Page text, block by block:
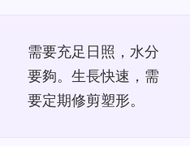
需要充足日照，水分
要夠。生長快速，需
要定期修剪塑形。